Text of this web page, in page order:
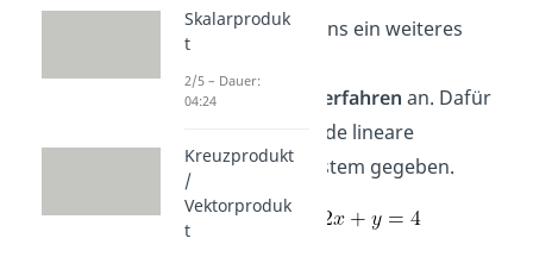
Schauen wir uns ein weiteres
Einsetzungsverfahren an. Dafür
sei das folgende lineare
Gleichungssystem gegeben.
(I)
Skalarproduk
t
2/5 – Dauer:
04:24
Kreuzprodukt
/
Vektorproduk
t